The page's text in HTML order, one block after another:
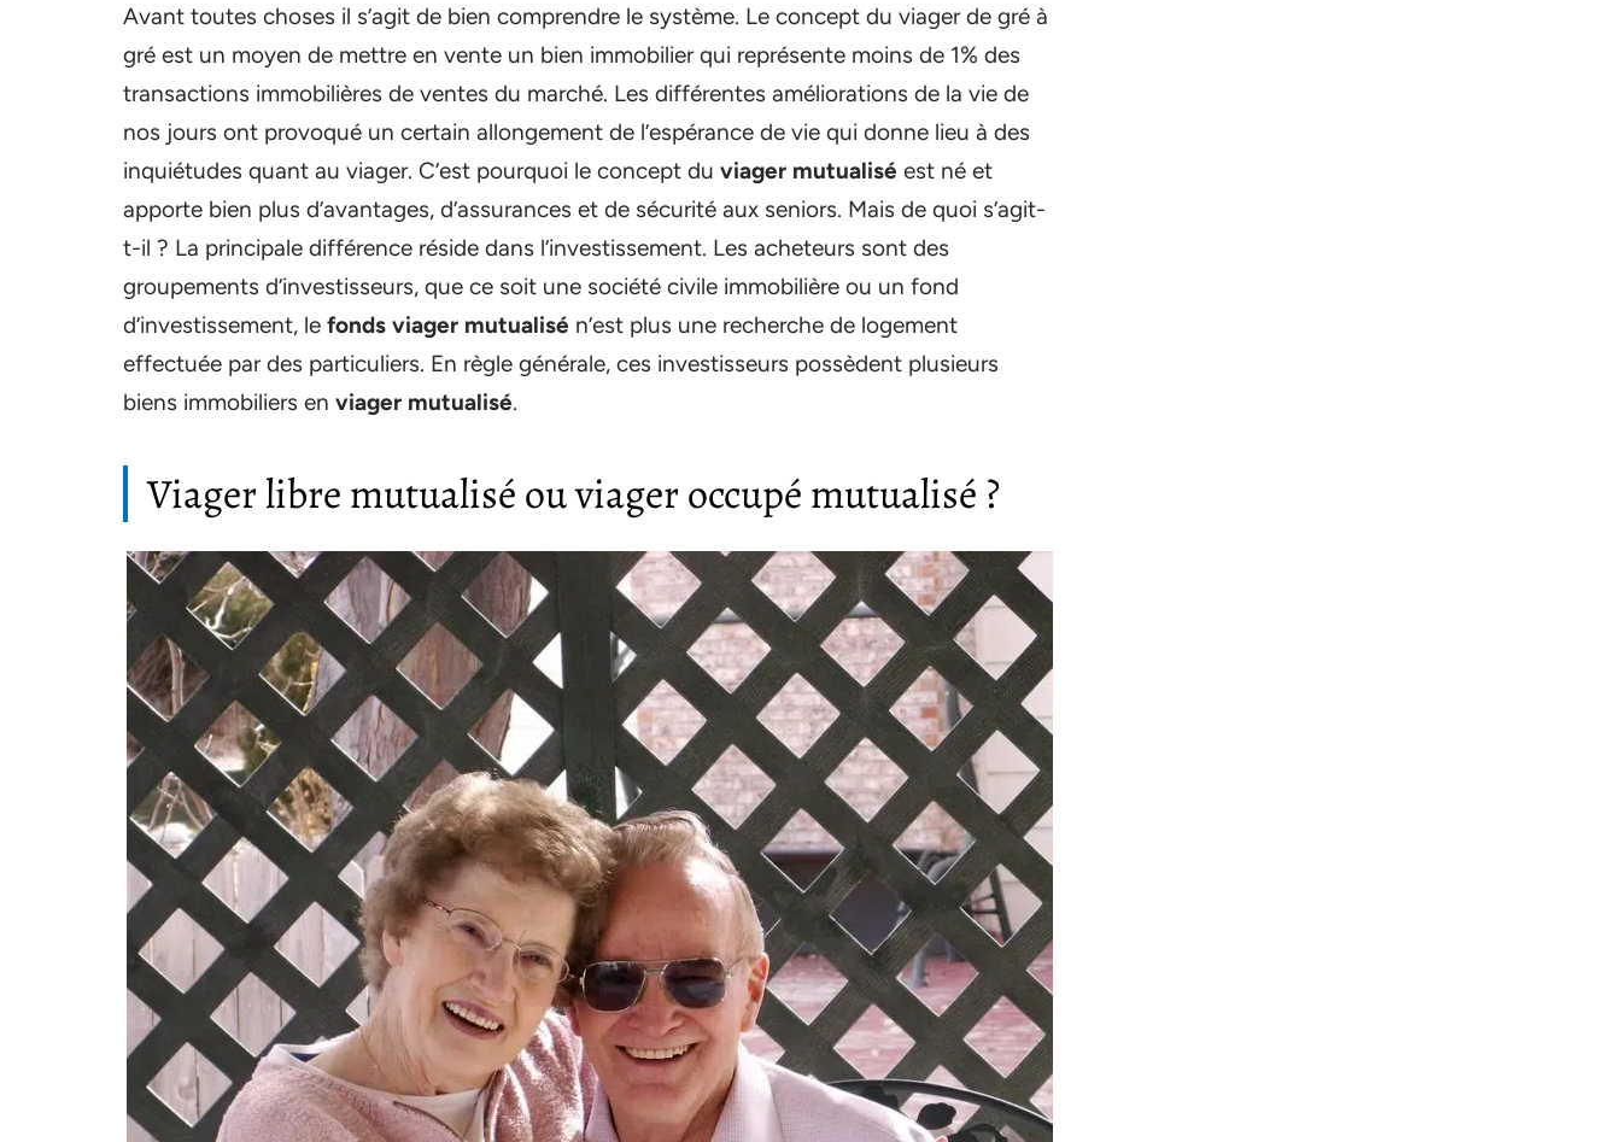
Avant toutes choses il s’agit de bien comprendre le système. Le concept du viager de gré à
gré est un moyen de mettre en vente un bien immobilier qui représente moins de 1% des
transactions immobilières de ventes du marché. Les différentes améliorations de la vie de
nos jours ont provoqué un certain allongement de l’espérance de vie qui donne lieu à des
inquiétudes quant au viager. C’est pourquoi le concept du viager mutualisé est né et
apporte bien plus d’avantages, d’assurances et de sécurité aux seniors. Mais de quoi s’agit-
t-il ? La principale différence réside dans l’investissement. Les acheteurs sont des
groupements d’investisseurs, que ce soit une société civile immobilière ou un fond
d’investissement, le fonds viager mutualisé n’est plus une recherche de logement
effectuée par des particuliers. En règle générale, ces investisseurs possèdent plusieurs
biens immobiliers en viager mutualisé.
Viager libre mutualisé ou viager occupé mutualisé ?